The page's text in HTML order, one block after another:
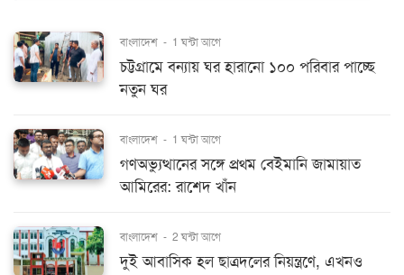
বাংলাদেশ - 1 ঘন্টা আগে
চট্টগ্রামে বন্যায় ঘর হারানো ১০০ পরিবার পাচ্ছে
নতুন ঘর
বাংলাদেশ - 1 ঘন্টা আগে
গণঅভ্যুত্থানের সঙ্গে প্রথম বেইমানি জামায়াত
আমিরের: রাশেদ খাঁন
বাংলাদেশ - 2 ঘন্টা আগে
দুই আবাসিক হল ছাত্রদলের নিয়ন্ত্রণে, এখনও